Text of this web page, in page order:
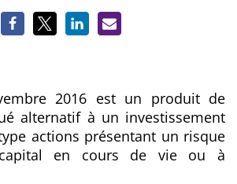
2016 est un produit de
alternatif à un investissement
actions présentant un risque
en cours de vie ou à